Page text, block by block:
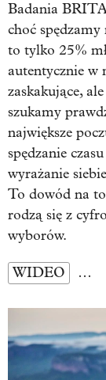
Badania
choć
to tylko 25%
autentycznie w
zaskakujące,
szukamy
największe
spędzanie
wyrażanie
To dowód na
rodzą się z
wyborów.
WIDEO …